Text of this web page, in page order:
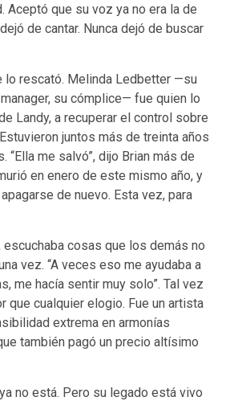
Aceptó que su voz ya no era la de
de cantar. Nunca dejó de buscar
lo rescató. Melinda Ledbetter —su
su cómplice— fue quien lo
Landy, a recuperar el control sobre
juntos más de treinta años
“Ella me salvó”, dijo Brian más de
en enero de este mismo año, y
de nuevo. Esta vez, para
escuchaba cosas que los demás no
vez. “A veces eso me ayudaba a
me hacía sentir muy solo”. Tal vez
que cualquier elogio. Fue un artista
extrema en armonías
también pagó un precio altísimo
no está. Pero su legado está vivo